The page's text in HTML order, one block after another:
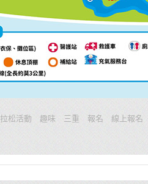
松活動 趣味 三重 報名 線上報名